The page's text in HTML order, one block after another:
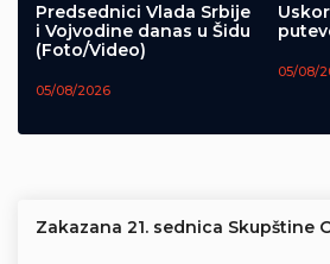
Predsednici Vlada Srbije
i Vojvodine danas u Šidu
(Foto/Video)
05/08/2026
05/08/
Zakazana 21. sednica Skupštine